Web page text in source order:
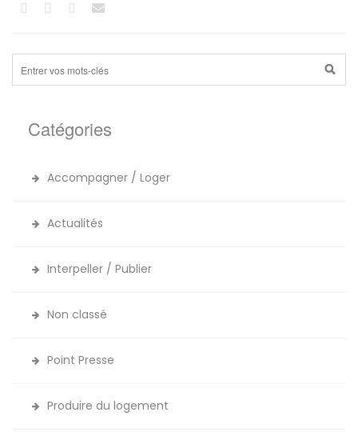
Catégories
Accompagner / Loger
Actualités
Interpeller / Publier
Non classé
Point Presse
Produire du logement